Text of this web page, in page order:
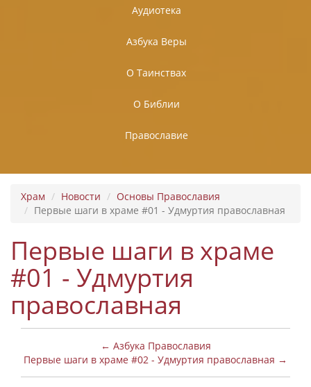
Аудиотека
Азбука Веры
О Таинствах
О Библии
Православие
Храм Новости
Основы Православия
Первые шаги в храме #01 - Удмуртия православная
Первые шаги в храме
#01 - Удмуртия
православная
← Азбука Православия
Первые шаги в храме #02 - Удмуртия православная →